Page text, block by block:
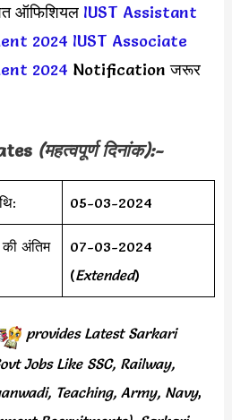
ऑफिशियल IUST Assistant
2024 IUST Associate
2024 Notification जरूर
(महत्वपूर्ण दिनांक):-
05-03-2024
अंतिम
07-03-2024
(Extended)
provides Latest Sarkari
Jobs Like SSC, Railway,
Teaching, Army, Navy,